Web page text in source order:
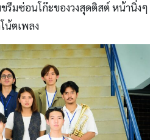
รึมซ่อนโก๊ะของวงสุดติสต์ หน้านิ่งๆ
น้ตเพลง